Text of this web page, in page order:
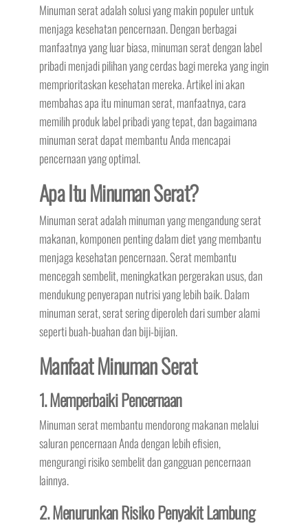
Minuman serat adalah solusi yang makin populer untuk
menjaga kesehatan pencernaan. Dengan berbagai
manfaatnya yang luar biasa, minuman serat dengan label
pribadi menjadi pilihan yang cerdas bagi mereka yang ingin
memprioritaskan kesehatan mereka. Artikel ini akan
membahas apa itu minuman serat, manfaatnya, cara
memilih produk label pribadi yang tepat, dan bagaimana
minuman serat dapat membantu Anda mencapai
pencernaan yang optimal.
Apa Itu Minuman Serat?
Minuman serat adalah minuman yang mengandung serat
makanan, komponen penting dalam diet yang membantu
menjaga kesehatan pencernaan. Serat membantu
mencegah sembelit, meningkatkan pergerakan usus, dan
mendukung penyerapan nutrisi yang lebih baik. Dalam
minuman serat, serat sering diperoleh dari sumber alami
seperti buah-buahan dan biji-bijian.
Manfaat Minuman Serat
1. Memperbaiki Pencernaan
Minuman serat membantu mendorong makanan melalui
saluran pencernaan Anda dengan lebih efisien,
mengurangi risiko sembelit dan gangguan pencernaan
lainnya.
2. Menurunkan Risiko Penyakit Lambung